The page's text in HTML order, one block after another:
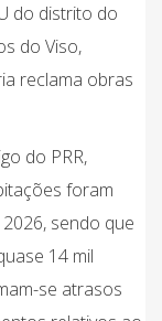
do distrito do
do Viso,
reclama obras
do PRR,
foram
sendo que
14 mil
se atrasos